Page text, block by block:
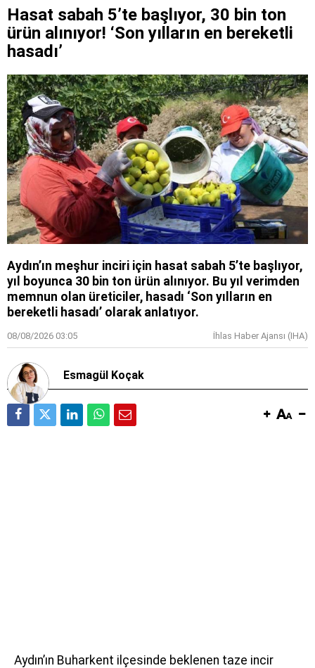
Hasat sabah 5’te başlıyor, 30 bin ton
ürün alınıyor! ‘Son yılların en bereketli
hasadı’
Aydın’ın meşhur inciri için hasat sabah 5’te başlıyor,
yıl boyunca 30 bin ton ürün alınıyor. Bu yıl verimden
memnun olan üreticiler, hasadı ‘Son yılların en
bereketli hasadı’ olarak anlatıyor.
08/08/2026 03:05 İhlas Haber Ajansı (IHA)
Esmagül Koçak
Aydın’ın Buharkent ilçesinde beklenen taze incir